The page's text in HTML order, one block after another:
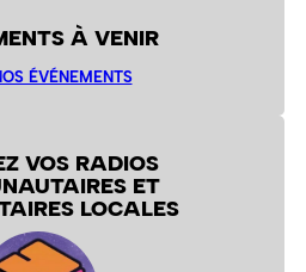
À VENIR
ÉVÉNEMENTS
VOS RADIOS
ET
LOCALES